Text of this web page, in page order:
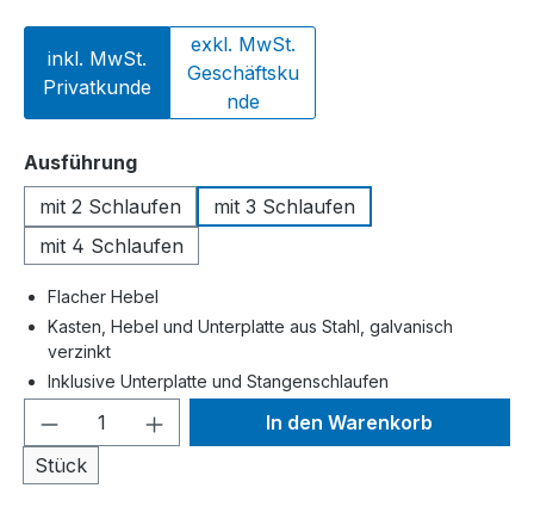
inkl. MwSt.
Privatkunde
exkl. MwSt.
Geschäftsku
nde
Ausführungauswählen
mit 2 Schlaufen
mit 3 Schlaufen
mit 4 Schlaufen
Flacher Hebel
Kasten, Hebel und Unterplatte aus Stahl, galvanisch
verzinkt
Inklusive Unterplatte und Stangenschlaufen
Produkt Anzahl: Gib den
Stück
In den Warenkorb